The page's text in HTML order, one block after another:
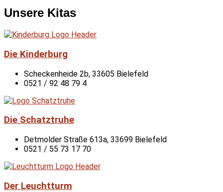
Unsere Kitas
Die Kinderburg
Scheckenheide 2b, 33605 Bielefeld
0521 / 92 48 79 4
Die Schatztruhe
Detmolder Straße 613a, 33699 Bielefeld
0521 / 55 73 17 70
Der Leuchtturm